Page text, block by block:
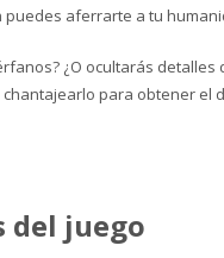
aferrarte a tu
¿O ocultarás detalles
para obtener el
del juego